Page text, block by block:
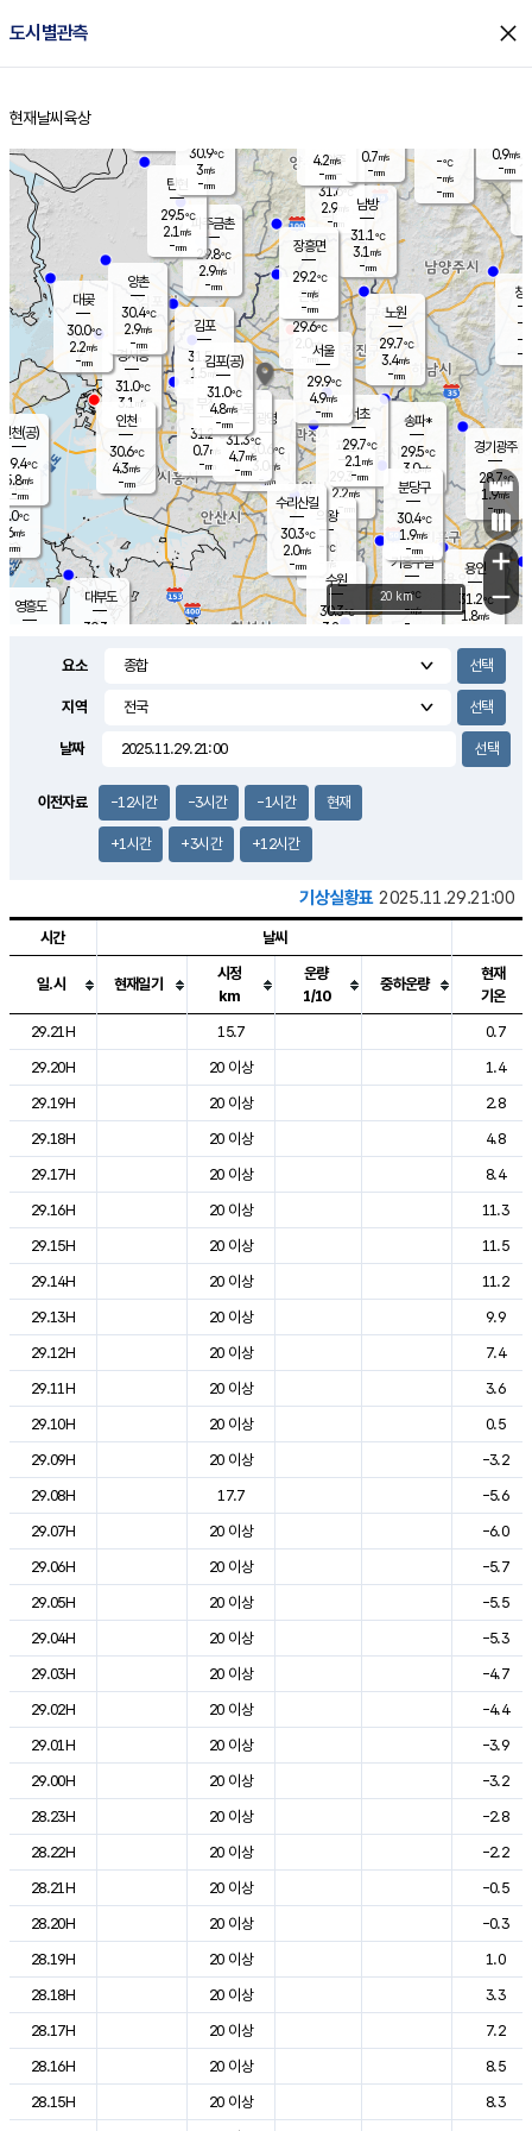
도시별관측 close
홈
현재날씨 육상
의도
℃
m/s
mm
영흥도
양주
31.6℃
2.9
-mm
과천
29.3℃
2.2m/s
- mm
용인
31.2℃
1.8m/s
경기광주
28.7℃
1.9m/s
-mm
3.5m/s
대부도
30.3
경서동
31.0℃
3.1 m/s
-mm
파주금촌
29.8℃
2.9m/s
-mm
-℃
-m/s
-mm
대곶
30.0℃
2.2m/s
-mm
창
-
-m/
-
탄현
29.5℃
2.1 m/s
-mm
0.9m/s
-mm
의왕
- ℃
m/s
mm
김포
31.5℃
1.5 m/s
mm
광명
30.6 ℃
3.0 m/s
-mm
부천
31.2℃
0.7m/s
-mm
양촌
30.4℃
2.9m/s
-mm
구로
31.3℃
4.7m/s
-mm
은평
29.6℃
2.0 m/s
- mm
노원
29.7℃
3.4m/s
-mm
송파*
29.5℃
3.0m/s
-mm
서초
29.7℃
2.1 m/s
-mm
남방
31.1℃
3.1 m/s
-mm
기흥구갈
-℃
-m/s
-
수리산길
30.3℃
2.0m/s
-mm
분당구
30.4℃
1.9m/s
-mm
장흥면
29.2℃
-m/s
-mm
4.2m/s
-mm
인천(공)
29.4℃
5.8m/s
-mm
김포(공)
31.0℃
4.8m/s
-mm
수원
30.3℃
3.2 m/s
인천
30.6℃
4.3m/s
-mm
서울
29.9℃
4.9m/s
-mm
30.9℃
3m/s
-mm
0.7m/s
-mm
+
−
20 km
요소
지역
날짜
이전자료 -12시간 -3시간 -1시간 현재
+1시간 +3시간 +12시간
기상실황표 2025.11.29.21:00
도시별 기상실황표로 지점, 날씨, 기온, 강수, 바람, 기압등을 안내한 표입
시간 날씨
일.시 현재일기
시정
km
운량
1/10
중하운량
현재
기온
29.21H
15.7
0.7
29.20H
20 이상
1.4
29.19H
20 이상
2.8
29.18H
20 이상
4.8
29.17H
20 이상
8.4
29.16H
20 이상
11.3
29.15H
20 이상
11.5
29.14H
20 이상
11.2
29.13H
20 이상
9.9
29.12H
20 이상
7.4
29.11H
20 이상
3.6
29.10H
20 이상
0.5
29.09H
20 이상
-3.2
29.08H
17.7
-5.6
29.07H
20 이상
-6.0
29.06H
20 이상
-5.7
29.05H
20 이상
-5.5
29.04H
20 이상
-5.3
29.03H
20 이상
-4.7
29.02H
20 이상
-4.4
29.01H
20 이상
-3.9
29.00H
20 이상
-3.2
28.23H
20 이상
-2.8
28.22H
20 이상
-2.2
28.21H
20 이상
-0.5
28.20H
20 이상
-0.3
28.19H
20 이상
1.0
28.18H
20 이상
3.3
28.17H
20 이상
7.2
28.16H
20 이상
8.5
28.15H
20 이상
8.3